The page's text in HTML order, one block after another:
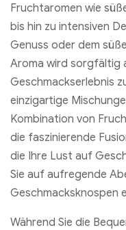
Fruchtaromen wie
bis hin zu intensiven
Genuss oder dem
Aroma wird sorgfältig
Geschmackserlebnis
einzigartige
Kombination von
die faszinierende
die Ihre Lust auf
Sie auf aufregende
Geschmacksknospen
Während Sie die